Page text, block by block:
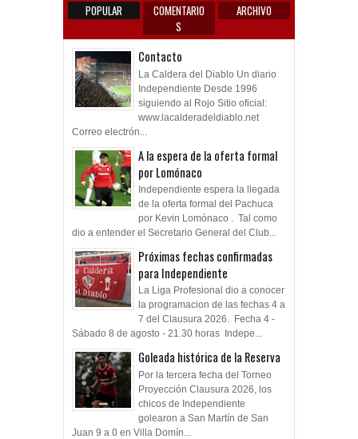
POPULAR
COMENTARIO
S
ARCHIVO
Contacto
La Caldera del Diablo Un diario
Independiente Desde 1996
siguiendo al Rojo Sitio oficial:
www.lacalderadeldiablo.net
Correo electrón...
A la espera de la oferta formal
por Lomónaco
Independiente espera la llegada
de la oferta formal del Pachuca
por Kevin Lomónaco . Tal como
dio a entender el Secretario General del Club...
Próximas fechas confirmadas
para Independiente
La Liga Profesional dio a conocer
la programacion de las fechas 4 a
7 del Clausura 2026. Fecha 4 -
Sábado 8 de agosto - 21.30 horas Indepe...
Goleada histórica de la Reserva
Por la tercera fecha del Torneo
Proyección Clausura 2026, los
chicos de Independiente
golearon a San Martín de San
Juan 9 a 0 en Villa Domín...